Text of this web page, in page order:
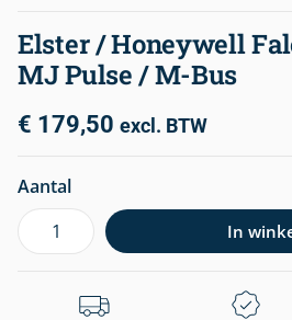
Elster / Honeywell
MJ Pulse / M-Bus
€ 179,50 excl. BTW
Aantal
In